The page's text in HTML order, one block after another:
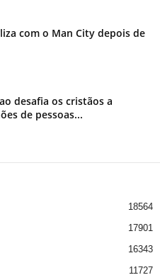
com o Man City depois de
desafia os cristãos a
de pessoas...
18564
17901
16343
11727